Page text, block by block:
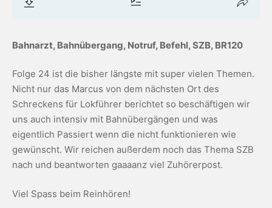
Bahnarzt, Bahnübergang, Notruf, Befehl, SZB, BR120
Folge 24 ist die bisher längste mit super vielen Themen.
Nicht nur das Marcus von dem nächsten Ort des
Schreckens für Lokführer berichtet so beschäftigen wir
uns auch intensiv mit Bahnübergängen und was
eigentlich Passiert wenn die nicht funktionieren wie
gewünscht. Wir reichen außerdem noch das Thema SZB
nach und beantworten gaaaanz viel Zuhörerpost.
Viel Spass beim Reinhören!